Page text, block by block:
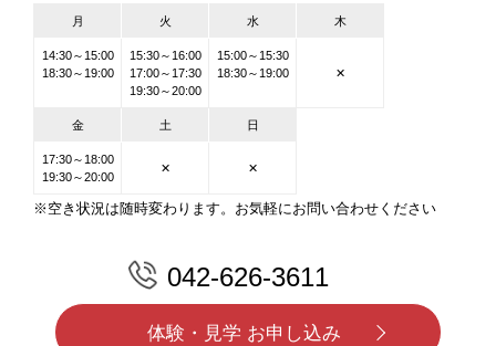
月 火 水 木
14:30～15:00
18:30～19:00
15:30～16:00
17:00～17:30
19:30～20:00
15:00～15:30
18:30～19:00
✕
金 土 日
17:30～18:00
19:30～20:00
✕ ✕
※空き状況は随時変わります。お気軽にお問い合わせください
042-626-3611
体験・見学 お申し込み